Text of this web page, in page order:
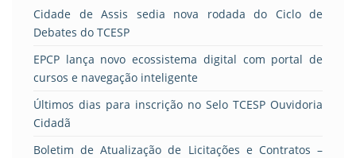
Cidade de Assis sedia nova rodada do Ciclo de
Debates do TCESP
EPCP lança novo ecossistema digital com portal de
cursos e navegação inteligente
Últimos dias para inscrição no Selo TCESP Ouvidoria
Cidadã
Boletim de Atualização de Licitações e Contratos –